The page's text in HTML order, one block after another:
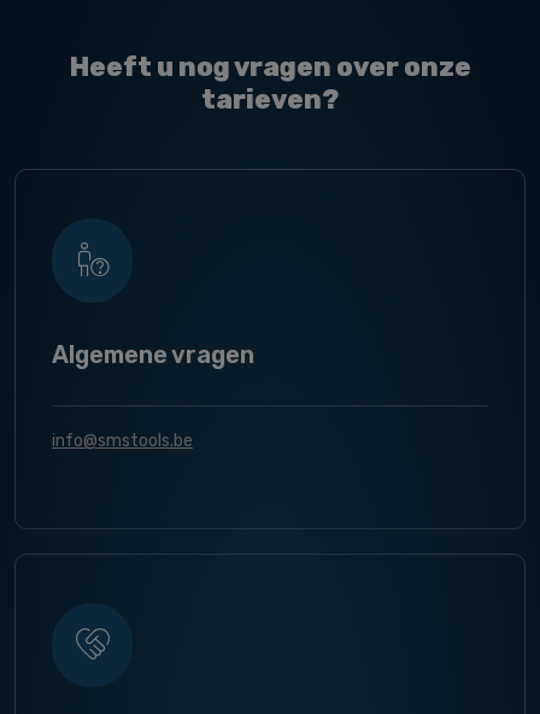
Heeft u nog vragen over onze
tarieven?
Algemene vragen
info@smstools.be